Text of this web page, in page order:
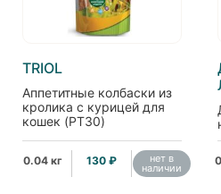
TRIOL
Аппетитные колбаски из
кролика с курицей для
кошек (PT30)
0.04 кг 130 ₽ нет в
наличии